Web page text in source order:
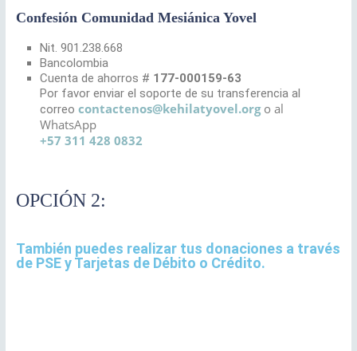
Confesión Comunidad Mesiánica Yovel
Nit. 901.238.668
Bancolombia
Cuenta de ahorros # 177-000159-63
Por favor enviar el soporte de su transferencia al
correo contactenos@kehilatyovel.org o al
WhatsApp
+57 311 428 0832
OPCIÓN 2:
También puedes realizar tus donaciones a través
de PSE y Tarjetas de Débito o Crédito.